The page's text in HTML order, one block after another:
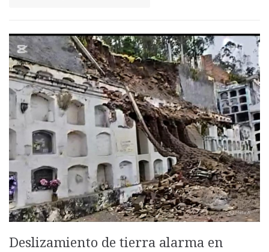
Deslizamiento de tierra alarma en